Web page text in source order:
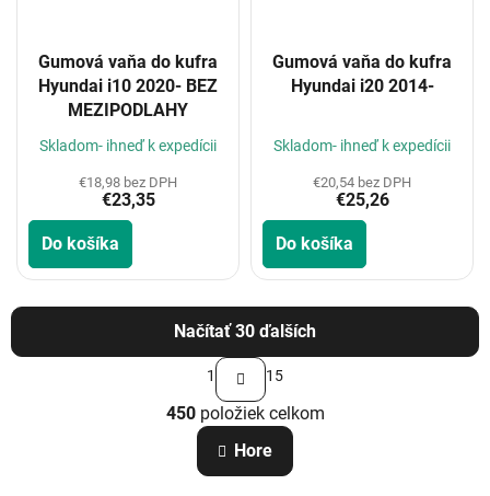
Gumová vaňa do kufra
Hyundai i10 2020- BEZ
MEZIPODLAHY
Skladom- ihneď k expedícii
€18,98 bez DPH
€23,35
Do košíka
Gumová vaňa do kufra
Hyundai i20 2014-
Skladom- ihneď k expedícii
€20,54 bez DPH
€25,26
Do košíka
O
v
l
á
d
Načítať 30 ďalších
S
t
r
á
n
k
o
1 15
450položiek celkom
Hore